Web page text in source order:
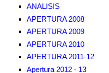
ANALISIS
APERTURA 2008
APERTURA 2009
APERTURA 2010
APERTURA 2011-12
Apertura 2012 - 13